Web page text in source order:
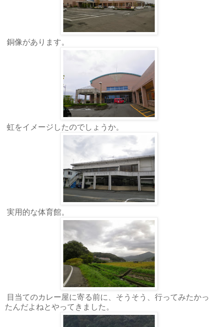
銅像があります。
虹をイメージしたのでしょうか。
実用的な体育館。
目当てのカレー屋に寄る前に、そうそう、行ってみたかっ
たんだよねとやってきました。